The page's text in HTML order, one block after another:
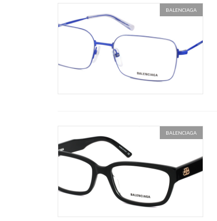
BALENCIAGA
BALENCIAGA